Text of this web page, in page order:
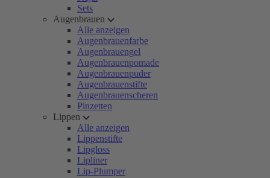
Sets
Augenbrauen
Alle anzeigen
Augenbrauenfarbe
Augenbrauengel
Augenbrauenpomade
Augenbrauenpuder
Augenbrauenstifte
Augenbrauenscheren
Pinzetten
Lippen
Alle anzeigen
Lippenstifte
Lipgloss
Lipliner
Lip-Plumper